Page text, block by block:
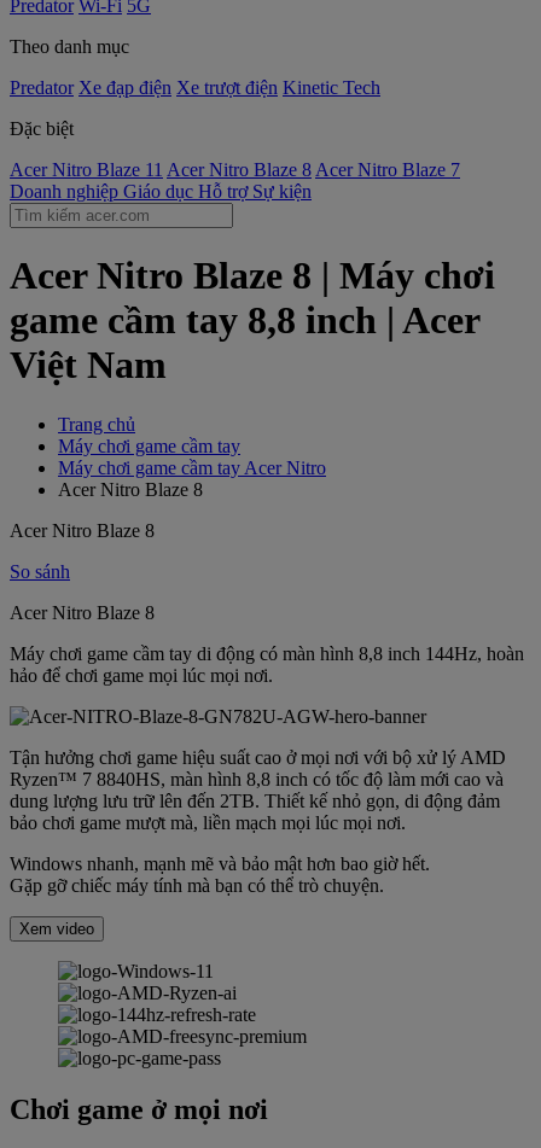
Predator Wi-Fi 5G
Theo danh mục
Predator Xe đạp điện Xe trượt điện Kinetic Tech
Đặc biệt
Acer Nitro Blaze 11 Acer Nitro Blaze 8 Acer Nitro Blaze 7
Doanh nghiệp Giáo dục Hỗ trợ Sự kiện
Acer Nitro Blaze 8 | Máy chơi
game cầm tay 8,8 inch | Acer
Việt Nam
Trang chủ
Máy chơi game cầm tay
Máy chơi game cầm tay Acer Nitro
Acer Nitro Blaze 8
Acer Nitro Blaze 8
So sánh
Acer Nitro Blaze 8
Máy chơi game cầm tay di động có màn hình 8,8 inch 144Hz, hoàn
hảo để chơi game mọi lúc mọi nơi.
Tận hưởng chơi game hiệu suất cao ở mọi nơi với bộ xử lý AMD
Ryzen™ 7 8840HS, màn hình 8,8 inch có tốc độ làm mới cao và
dung lượng lưu trữ lên đến 2TB. Thiết kế nhỏ gọn, di động đảm
bảo chơi game mượt mà, liền mạch mọi lúc mọi nơi.
Windows nhanh, mạnh mẽ và bảo mật hơn bao giờ hết.
Gặp gỡ chiếc máy tính mà bạn có thể trò chuyện.
Xem video
Chơi game ở mọi nơi